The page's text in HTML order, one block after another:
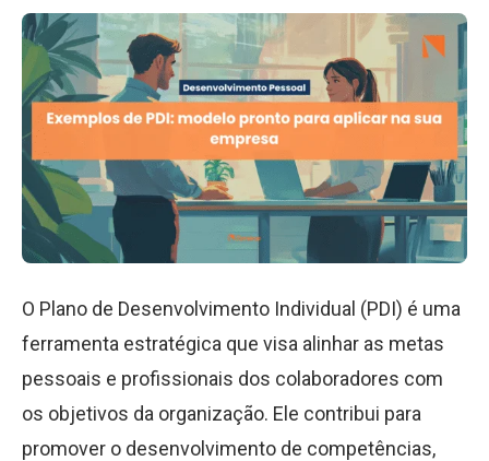
O Plano de Desenvolvimento Individual (PDI) é uma
ferramenta estratégica que visa alinhar as metas
pessoais e profissionais dos colaboradores com
os objetivos da organização. Ele contribui para
promover o desenvolvimento de competências,